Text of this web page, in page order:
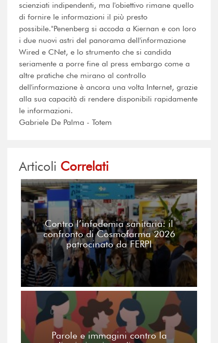
scienziati indipendenti, ma l'obiettivo rimane quello
di fornire le informazioni il più presto
possibile."Penenberg si accoda a Kiernan e con loro
i due nuovi astri del panorama dell'informazione
Wired e CNet, e lo strumento che si candida
seriamente a porre fine al press embargo come a
altre pratiche che mirano al controllo
dell'informazione è ancora una volta Internet, grazie
alla sua capacità di rendere disponibili rapidamente
le informazioni.
Gabriele De Palma - Totem
Articoli Correlati
Contro l’infodemia sanitaria: il
confronto di Cosmofarma 2026
patrocinato da FERPI
Parole e immagini contro la